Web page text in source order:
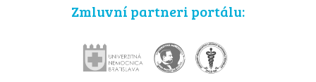
Zmluvní partneri portálu: